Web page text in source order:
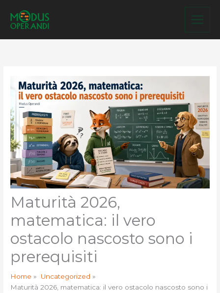
contenuto
Maturità 2026,
matematica: il vero
ostacolo nascosto sono i
prerequisiti
Home
Uncategorized
Maturità 2026, matematica: il vero ostacolo nascosto sono i